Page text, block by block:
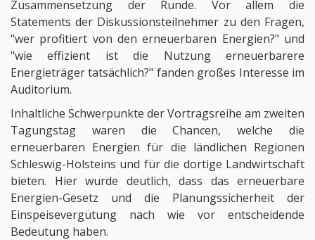
Zusammensetzung der Runde. Vor allem die
Statements der Diskussionsteilnehmer zu den Fragen,
"wer profitiert von den erneuerbaren Energien?" und
"wie effizient ist die Nutzung erneuerbarere
Energieträger tatsächlich?" fanden großes Interesse im
Auditorium.
Inhaltliche Schwerpunkte der Vortragsreihe am zweiten
Tagungstag waren die Chancen, welche die
erneuerbaren Energien für die ländlichen Regionen
Schleswig-Holsteins und für die dortige Landwirtschaft
bieten. Hier wurde deutlich, dass das erneuerbare
Energien-Gesetz und die Planungssicherheit der
Einspeisevergütung nach wie vor entscheidende
Bedeutung haben.